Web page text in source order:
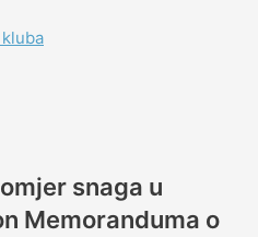
snaga u
Memoranduma o